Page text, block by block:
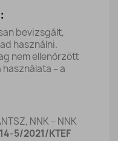
bevizsgált,
használni.
nem ellenőrzött
használata – a
NNK – NNK
5/2021/KTEF